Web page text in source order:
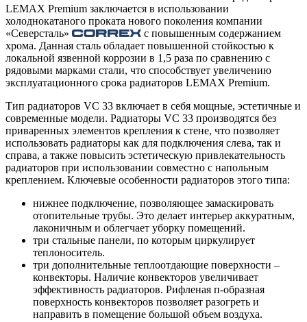
LEMAX Premium заключается в использовании
холоднокатаного проката нового поколения компании
«Северсталь»
с повышенным содержанием
хрома. Данная сталь обладает повышенной стойкостью к
локальной язвенной коррозии в 1,5 раза по сравнению с
рядовыми марками стали, что способствует увеличению
эксплуатационного срока радиаторов LEMAX Premium.
Тип радиаторов VC 33 включает в себя мощные, эстетичные и
современные модели. Радиаторы VC 33 производятся без
приваренных элементов крепления к стене, что позволяет
использовать радиаторы как для подключения слева, так и
справа, а также повысить эстетическую привлекательность
радиаторов при использовании совместно с напольным
креплением. Ключевые особенности радиаторов этого типа:
нижнее подключение, позволяющее замаскировать
отопительные трубы. Это делает интерьер аккуратным,
лаконичным и облегчает уборку помещений.
три стальные панели, по которым циркулирует
теплоноситель.
три дополнительные теплоотдающие поверхности –
конвекторы. Наличие конвекторов увеличивает
эффективность радиаторов. Рифленая п-образная
поверхность конвекторов позволяет разогреть и
направить в помещение большой объем воздуха.